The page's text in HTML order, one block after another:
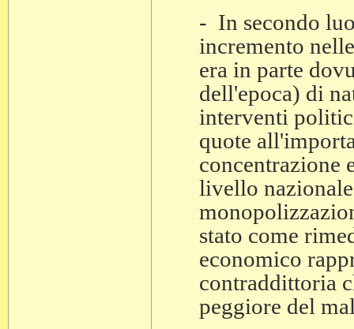
- In secondo
incremento
era in parte
dell'epoca) di
interventi
quote
concentrazione
livello
stato come
economico
contraddittoria
peggiore del